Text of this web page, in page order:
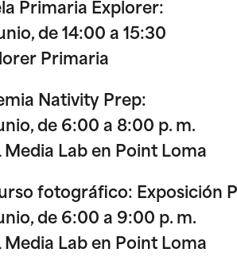
Primaria Explorer:
de 14:00 a 15:30
Primaria
Nativity Prep:
de 6:00 a 8:00 p. m.
Media Lab en Point Loma
fotográfico: Exposición
de 6:00 a 9:00 p. m.
Media Lab en Point Loma